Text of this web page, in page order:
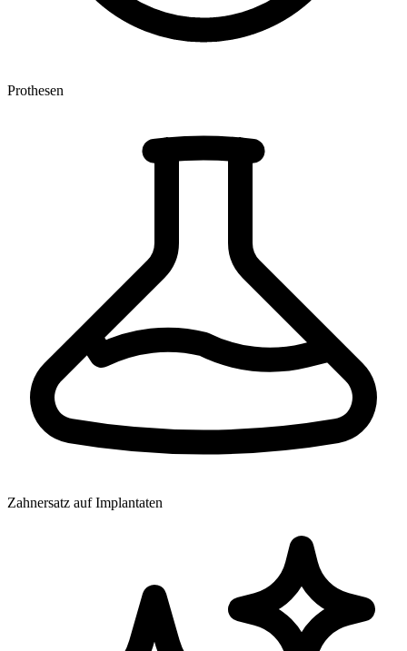
Prothesen
Zahnersatz auf Implantaten